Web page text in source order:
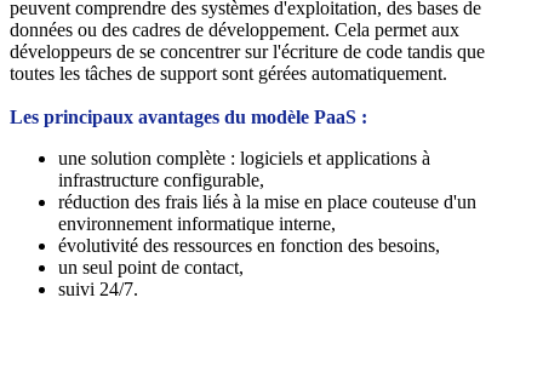
peuvent comprendre des systèmes d'exploitation, des bases de
données ou des cadres de développement. Cela permet aux
développeurs de se concentrer sur l'écriture de code tandis que
toutes les tâches de support sont gérées automatiquement.
Les principaux avantages du modèle PaaS :
une solution complète : logiciels et applications à
infrastructure configurable,
réduction des frais liés à la mise en place couteuse d'un
environnement informatique interne,
évolutivité des ressources en fonction des besoins,
un seul point de contact,
suivi 24/7.